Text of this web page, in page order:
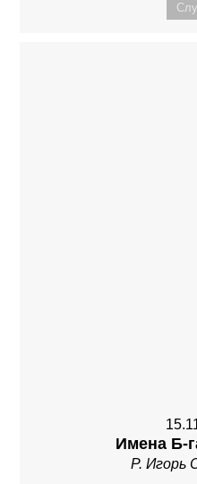
Имена Б-
Р. Игорь